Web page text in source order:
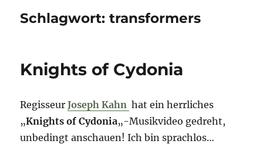
Schlagwort:transformers
Knights of Cydonia
RegisseurJoseph Kahn hat ein herrliches
„Knights of Cydonia„-Musikvideo gedreht,
unbedingt anschauen! Ich bin sprachlos…